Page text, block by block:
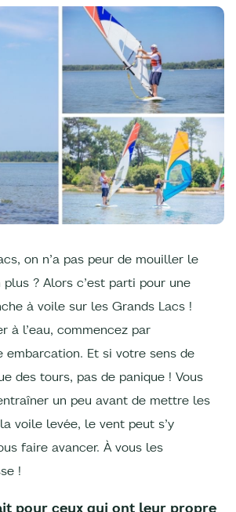
on n’a pas peur de mouiller le
? Alors c’est parti pour une
à voile sur les Grands Lacs !
à l’eau, commencez par
embarcation. Et si votre sens de
des tours, pas de panique ! Vous
un peu avant de mettre les
voile levée, le vent peut s’y
faire avancer. À vous les
!
pour ceux qui ont leur propre